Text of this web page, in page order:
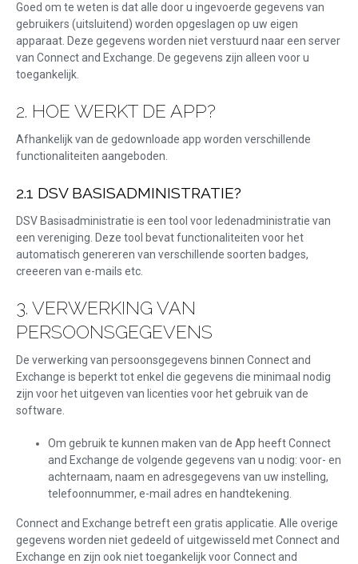
Goed om te weten is dat alle door u ingevoerde gegevens van
gebruikers (uitsluitend) worden opgeslagen op uw eigen
apparaat. Deze gegevens worden niet verstuurd naar een server
van Connect and Exchange. De gegevens zijn alleen voor u
toegankelijk.
2. HOE WERKT DE APP?
Afhankelijk van de gedownloade app worden verschillende
functionaliteiten aangeboden.
2.1 DSV BASISADMINISTRATIE?
DSV Basisadministratie is een tool voor ledenadministratie van
een vereniging. Deze tool bevat functionaliteiten voor het
automatisch genereren van verschillende soorten badges,
creeeren van e-mails etc.
3. VERWERKING VAN
PERSOONSGEGEVENS
De verwerking van persoonsgegevens binnen Connect and
Exchange is beperkt tot enkel die gegevens die minimaal nodig
zijn voor het uitgeven van licenties voor het gebruik van de
software.
Om gebruik te kunnen maken van de App heeft Connect
and Exchange de volgende gegevens van u nodig: voor- en
achternaam, naam en adresgegevens van uw instelling,
telefoonnummer, e-mail adres en handtekening.
Connect and Exchange betreft een gratis applicatie. Alle overige
gegevens worden niet gedeeld of uitgewisseld met Connect and
Exchange en zijn ook niet toegankelijk voor Connect and